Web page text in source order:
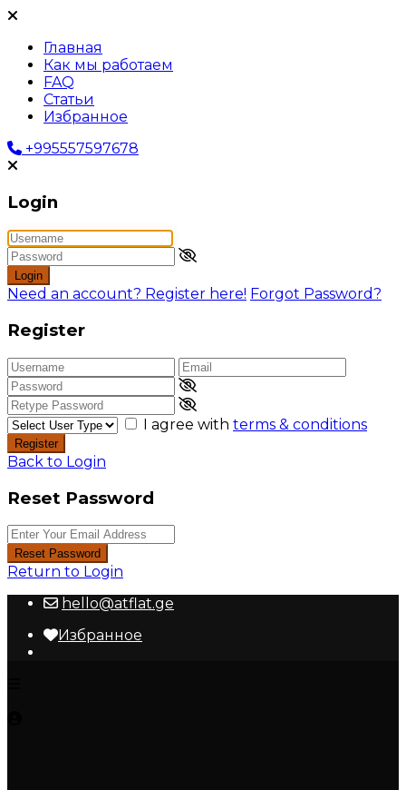
Главная
Как мы работаем
FAQ
Статьи
Избранное
+995557597678
Login
Login
Need an account? Register here! Forgot Password?
Register
I agree with terms & conditions
Register
Back to Login
Reset Password
Reset Password
Return to Login
hello@atflat.ge
Избранное